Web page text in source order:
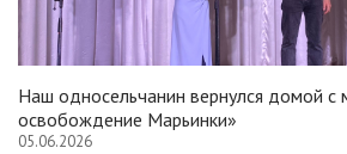
Наш односельчанин вернулся домой с
освобождение Марьинки»
05.06.2026